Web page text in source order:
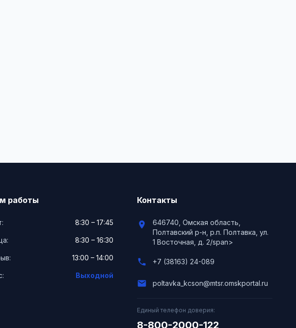
работы
8:30 – 17:45
8:30 – 16:30
13:00 – 14:00
Выходной
Контакты
location_on
646740, Омская область,
Полтавский р-н, р.п. Полтавка, ул.
1 Восточная, д. 2/span>
phone +7 (38163) 24-089
email poltavka_kcson@mtsr.omskportal.ru
Единый телефон доверия:
8-800-2000-122